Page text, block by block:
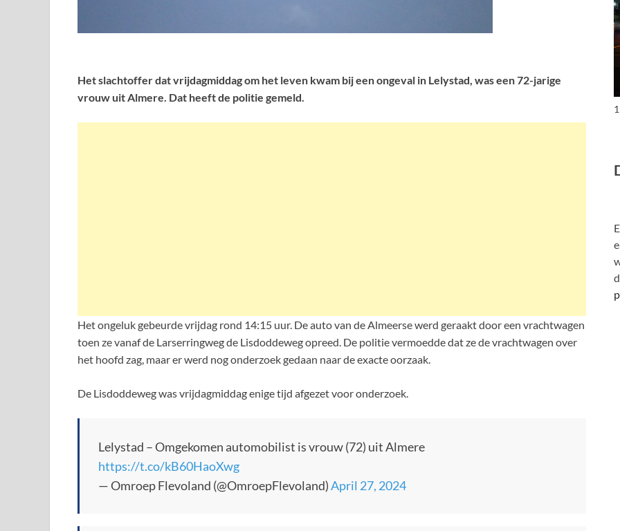
Het slachtoffer dat vrijdagmiddag om het leven kwam bij een ongeval in Lelystad, was een 72-jarige
vrouw uit Almere. Dat heeft de politie gemeld.
Het ongeluk gebeurde vrijdag rond 14:15 uur. De auto van de Almeerse werd geraakt door een vrachtwagen
toen ze vanaf de Larserringweg de Lisdoddeweg opreed. De politie vermoedde dat ze de vrachtwagen over
het hoofd zag, maar er werd nog onderzoek gedaan naar de exacte oorzaak.
De Lisdoddeweg was vrijdagmiddag enige tijd afgezet voor onderzoek.
Lelystad – Omgekomen automobilist is vrouw (72) uit Almere
https://t.co/kB60HaoXwg
— Omroep Flevoland (@OmroepFlevoland)April 27, 2024